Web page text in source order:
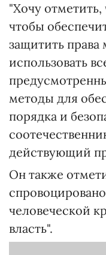
"Хочу
чтобы
защитить
использовать
методы для
порядка и
действующий
Он также
человеческой
власть".